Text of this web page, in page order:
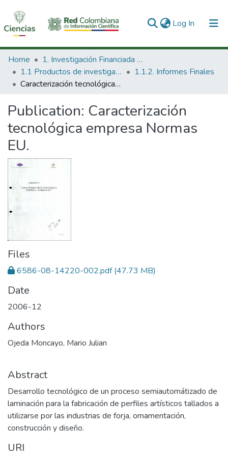
Log In (current)
Communities & Collections
All of DSpace
Home
1. Investigación Financiada con Recursos Públicos
1.1 Productos de investigación
1.1.2. Informes Finales
Caracterización tecnológica empresa Normas EU.
Publication: Caracterización
tecnológica empresa Normas
EU.
Files
6586-08-14220-002.pdf(47.73 MB)
Date
2006-12
Authors
Ojeda Moncayo, Mario Julian
Abstract
Desarrollo tecnológico de un proceso semiautomátizado de
laminación para la fabricación de perfiles artísticos tallados a
utilizarse por las industrias de forja, ornamentación,
construcción y diseño.
URI